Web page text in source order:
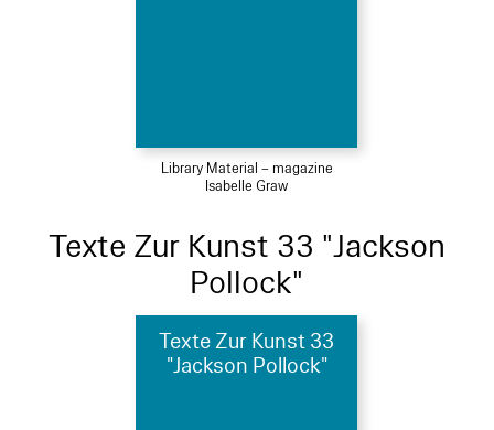
Library Material – magazine
Isabelle Graw
Texte Zur Kunst 33 "Jackson
Pollock"
Texte Zur Kunst 33
"Jackson Pollock"